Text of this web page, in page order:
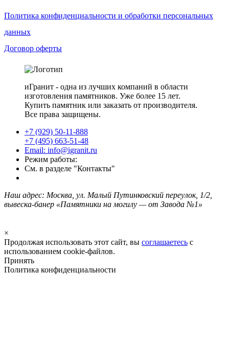
Политика конфиденциальности и обработки персональных
данных
Договор оферты
иГранит - одна из лучших компаний в области
изготовления памятников. Уже более 15 лет.
Купить памятник или заказать от производителя.
Все права защищены.
+7 (929) 50-11-888
+7 (495) 663-51-48
Email: info@igranit.ru
Режим работы:
См. в разделе "Контакты"
Наш адрес: Москва, ул. Малый Путинковский переулок, 1/2,
вывеска-банер «Памятники на могилу — от Завода №1»
×
Продолжая использовать этот сайт, вы соглашаетесь с
использованием cookie-файлов.
Принять
Политика конфиденциальности